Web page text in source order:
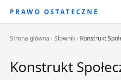
PRAWO OSTATECZNE
Strona główna › Słownik › Konstrukt
Konstrukt